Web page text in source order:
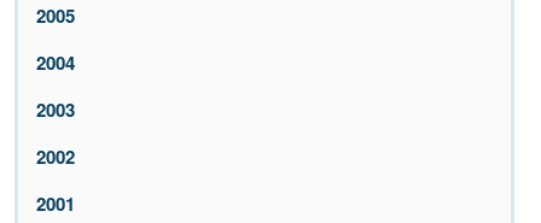
2005
2004
2003
2002
2001